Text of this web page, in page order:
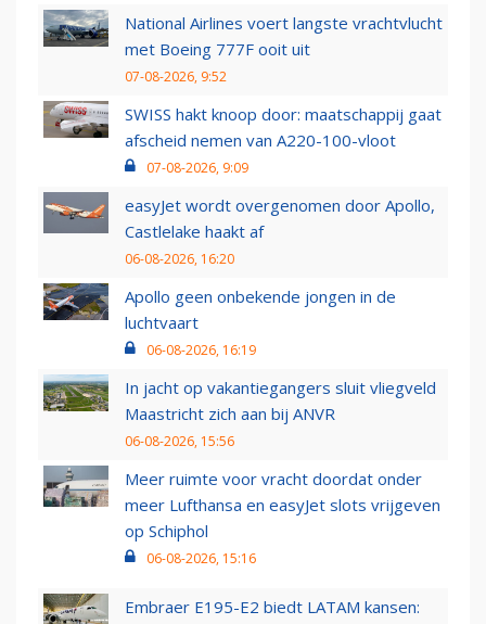
National Airlines voert langste vrachtvlucht
met Boeing 777F ooit uit
07-08-2026, 9:52
SWISS hakt knoop door: maatschappij gaat
afscheid nemen van A220-100-vloot
07-08-2026, 9:09
easyJet wordt overgenomen door Apollo,
Castlelake haakt af
06-08-2026, 16:20
Apollo geen onbekende jongen in de
luchtvaart
06-08-2026, 16:19
In jacht op vakantiegangers sluit vliegveld
Maastricht zich aan bij ANVR
06-08-2026, 15:56
Meer ruimte voor vracht doordat onder
meer Lufthansa en easyJet slots vrijgeven
op Schiphol
06-08-2026, 15:16
Embraer E195-E2 biedt LATAM kansen: